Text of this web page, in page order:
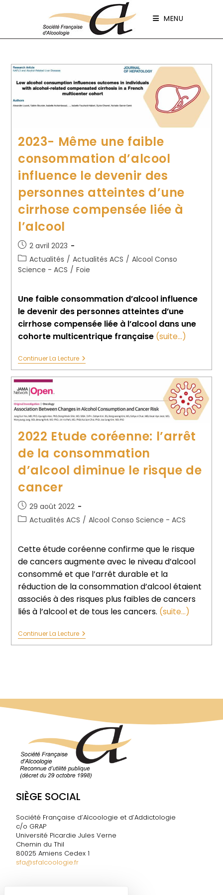
Panneau de gestion des cookies
MENU
2023- Même une faible
consommation d’alcool
influence le devenir des
personnes atteintes d’une
cirrhose compensée liée à
l’alcool
2 avril 2023
Actualités / Actualités ACS / Alcool Conso
Science - ACS / Foie
Une faible consommation d’alcool influence
le devenir des personnes atteintes d’une
cirrhose compensée liée à l’alcool dans une
cohorte multicentrique française (suite…)
Continuer La Lecture
2022 Etude coréenne: l’arrêt
de la consommation
d’alcool diminue le risque de
cancer
29 août 2022
Actualités ACS / Alcool Conso Science - ACS
Cette étude coréenne confirme que le risque
de cancers augmente avec le niveau d’alcool
consommé et que l’arrêt durable et la
réduction de la consommation d’alcool étaient
associés à des risques plus faibles de cancers
liés à l’alcool et de tous les cancers. (suite…)
Continuer La Lecture
SIÈGE SOCIAL
Société Française d’Alcoologie et d’Addictologie
c/o GRAP
Université Picardie Jules Verne
Chemin du Thil
80025 Amiens Cedex 1
sfa@sfalcoologie.fr